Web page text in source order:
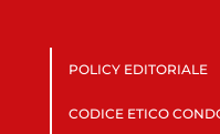
POLICY EDITORIALE
CODICE ETICO